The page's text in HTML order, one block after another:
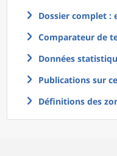
Dossier complet :
Comparateur de
Données
Publications sur
Définitions des